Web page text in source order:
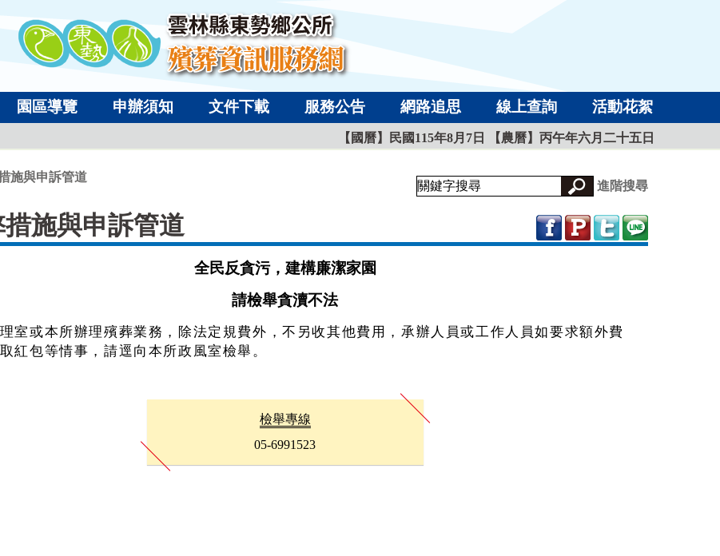
跳到主要內容區塊
園區導覽 申辦須知 文件下載 服務公告 網路追思 線上查詢 活動花絮
【國曆】民國115年8月7日 【農曆】丙午年六月二十五日
施與申訴管道
進階搜尋
措施與申訴管道
全民反貪污，建構廉潔家園
請檢舉貪瀆不法
室或本所辦理殯葬業務，除法定規費外，不另收其他費用，承辦人員或工作人員如要求額外費
紅包等情事，請逕向本所政風室檢舉。
檢舉專線
05-6991523